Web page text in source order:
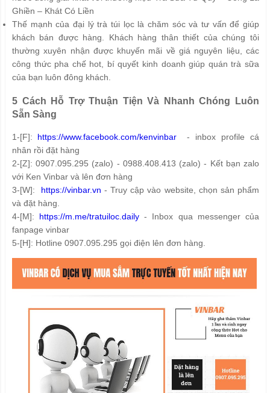
Ghiền – Khát Có Liền
Thế mạnh của đại lý trà túi lọc là chăm sóc và tư vấn để giúp
khách bán được hàng. Khách hàng thân thiết của chúng tôi
thường xuyên nhận được khuyến mãi về giá nguyên liệu, các
công thức pha chế hot, bí quyết kinh doanh giúp quán trà sữa
của bạn luôn đông khách.
5 Cách Hỗ Trợ Thuận Tiện Và Nhanh Chóng Luôn
Sẵn Sàng
1-[F]: https://www.facebook.com/kenvinbar
- inbox profile cá
nhân rồi đặt hàng
2-[Z]: 0907.095.295 (zalo) - 0988.408.413 (zalo) - Kết bạn zalo
với Ken Vinbar và lên đơn hàng
3-[W]: https://vinbar.vn - Truy cập vào website, chọn sản phẩm
và đặt hàng.
4-[M]: https://m.me/tratuiloc.daily- Inbox qua messenger của
fanpage vinbar
5-[H]: Hotline 0907.095.295 gọi điện lên đơn hàng.